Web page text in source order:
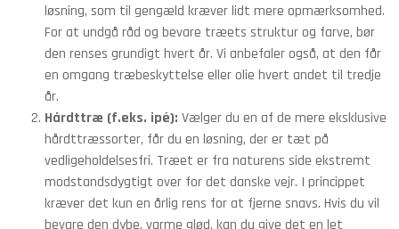
løsning, som til gengæld kræver lidt mere opmærksomhed.
For at undgå råd og bevare træets struktur og farve, bør
den renses grundigt hvert år. Vi anbefaler også, at den får
en omgang træbeskyttelse eller olie hvert andet til tredje
år.
Hårdttræ (f.eks. ipé): Vælger du en af de mere eksklusive
hårdttræssorter, får du en løsning, der er tæt på
vedligeholdelsesfri. Træet er fra naturens side ekstremt
modstandsdygtigt over for det danske vejr. I princippet
kræver det kun en årlig rens for at fjerne snavs. Hvis du vil
bevare den dybe, varme glød, kan du give det en let